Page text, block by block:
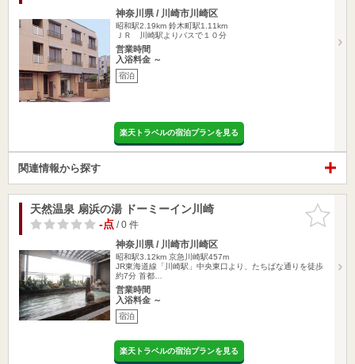
神奈川県 / 川崎市川崎区
昭和駅2.19km 鈴木町駅1.11km
ＪＲ 川崎駅よりバスで１０分
営業時間
入浴料金 ～
宿泊
楽天トラベルの宿泊プランを見る
関連情報から探す
お気に入
りに追加
天然温泉 扇浜の湯 ドーミーイン川崎
-点/ 0 件
神奈川県 / 川崎市川崎区
昭和駅3.12km 京急川崎駅457m
JR東海道線「川崎駅」中央東口より、たちばな通りを徒歩
約7分 首都…
営業時間
入浴料金 ～
宿泊
楽天トラベルの宿泊プランを見る